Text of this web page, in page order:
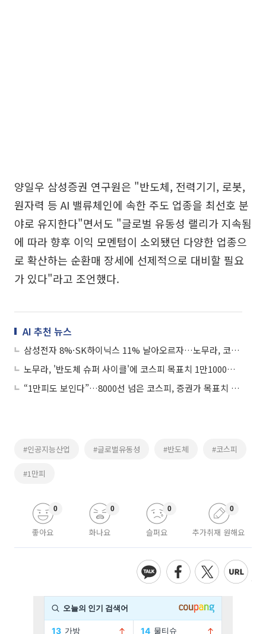
양일우 삼성증권 연구원은 "반도체, 전력기기, 로봇,
원자력 등 AI 밸류체인에 속한 주도 업종을 최선호 분
야로 유지한다"면서도 "글로벌 유동성 랠리가 지속됨
에 따라 향후 이익 모멘텀이 소외됐던 다양한 업종으
로 확산하는 순환매 장세에 선제적으로 대비할 필요
가 있다"라고 조언했다.
AI 추천 뉴스
삼성전자 8%·SK하이닉스 11% 날아오르자…노무라, 코스피 목표치 '1만1000' 파격 상향
노무라, '반도체 슈퍼 사이클'에 코스피 목표치 1만1000으로 상향
“1만피도 보인다”…8000선 넘은 코스피, 증권가 목표치 줄상향
#인공지능산업 #글로벌유동성 #반도체 #코스피
#1만피
좋아요
0
화나요
0
슬퍼요
0
추가취재 원해요
0